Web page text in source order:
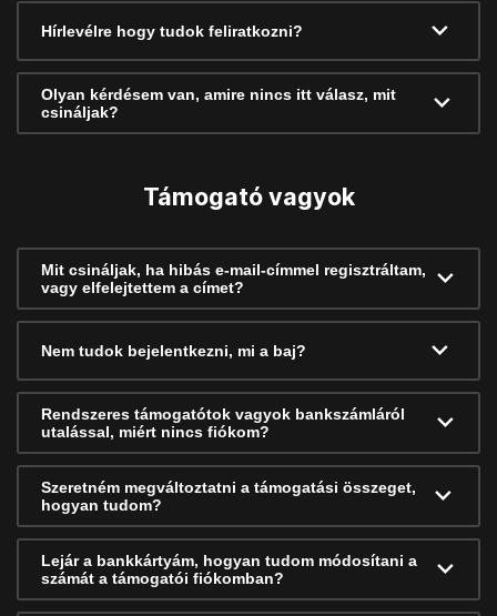
Hírlevélre hogy tudok feliratkozni?
Olyan kérdésem van, amire nincs itt válasz, mit
csináljak?
Támogató vagyok
Mit csináljak, ha hibás e-mail-címmel regisztráltam,
vagy elfelejtettem a címet?
Nem tudok bejelentkezni, mi a baj?
Rendszeres támogatótok vagyok bankszámláról
utalással, miért nincs fiókom?
Szeretném megváltoztatni a támogatási összeget,
hogyan tudom?
Lejár a bankkártyám, hogyan tudom módosítani a
számát a támogatói fiókomban?